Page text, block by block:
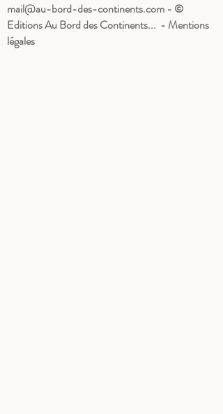
mail@au-bord-des-continents.com - ©
Editions Au Bord des Continents... - Mentions
légales